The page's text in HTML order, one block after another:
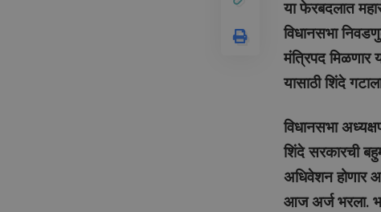
या फेरबदलात
विधानसभा
मंत्रिपद मिळणार
यासाठी शिंदे
विधानसभा
शिंदे सरकारची
अधिवेशन होणार
आज अर्ज भरला.